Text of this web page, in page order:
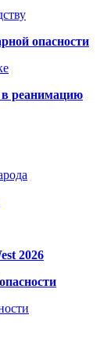
опасности
в реанимацию
2026